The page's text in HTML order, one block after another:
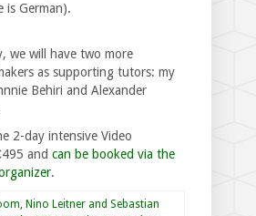
is German).
we will have two more
as supporting tutors: my
Behiri and Alexander
2-day intensive Video
and can be booked via the
.